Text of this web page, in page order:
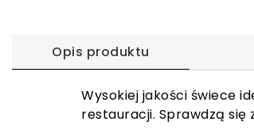
Opis produktu
Wysokiej jakości świece
restauracji. Sprawdzą